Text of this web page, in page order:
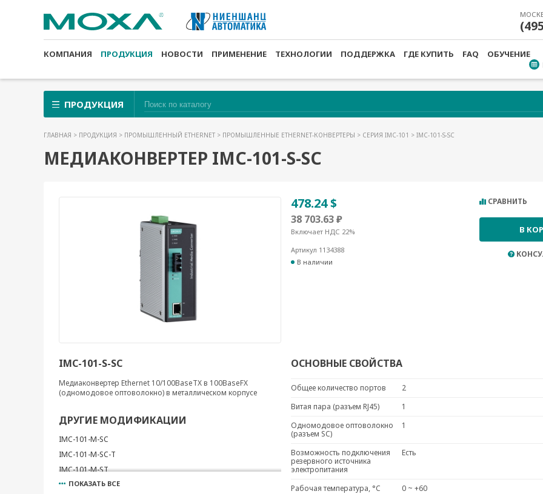
КОМПАНИЯ ПРОДУКЦИЯ НОВОСТИ ПРИМЕНЕНИЕ ТЕХНОЛОГИИ ПОДДЕРЖКА ГДЕ КУПИТЬ FAQ
ОБУЧЕНИЕ
ПРОДУКЦИЯ
ГЛАВНАЯ > ПРОДУКЦИЯ > ПРОМЫШЛЕННЫЙ ETHERNET > ПРОМЫШЛЕННЫЕ ETHERNET-КОНВЕРТЕРЫ > СЕРИЯ IMC-101 > IMC-101-S-SC
МЕДИАКОНВЕРТЕР IMC-101-S-SC
478.24 $
38 703.63 ₽
Включает НДС 22%
Артикул 1134388
В наличии
СРАВНИТЬ
В
IMC-101-S-SC
Медиаконвертер Ethernet 10/100BaseTX в 100BaseFX
(одномодовое оптоволокно) в металлическом корпусе
ДРУГИЕ МОДИФИКАЦИИ
IMC-101-M-SC
IMC-101-M-SC-T
IMC-101-M-ST
IMC-101-M-ST-T
ПОКАЗАТЬ ВСЕ
ОСНОВНЫЕ СВОЙСТВА
Общее количество портов
2
Витая пара (разъем RJ45)
1
Одномодовое оптоволокно
(разъем SC)
1
Возможность подключения
резервного источника
электропитания
Есть
Рабочая температура, °C
0 ~ +60